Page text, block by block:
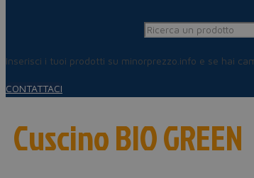
Inserisci i tuoi prodotti su minorprezzo.info e se hai
CONTATTACI
Cuscino BIO GREEN